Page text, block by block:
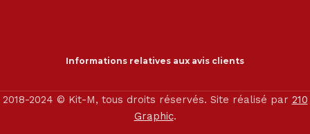
Informations relatives aux avis clients
2018-2024 © Kit-M, tous droits réservés. Site réalisé par 210
Graphic.